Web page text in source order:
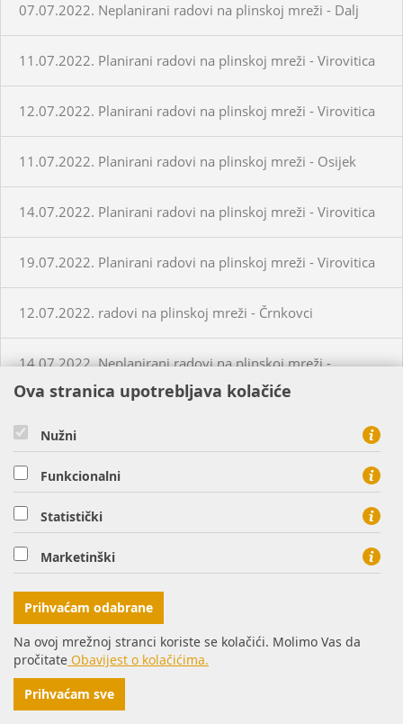
07.07.2022. Neplanirani radovi na plinskoj mreži - Dalj
11.07.2022. Planirani radovi na plinskoj mreži - Virovitica
12.07.2022. Planirani radovi na plinskoj mreži - Virovitica
11.07.2022. Planirani radovi na plinskoj mreži - Osijek
14.07.2022. Planirani radovi na plinskoj mreži - Virovitica
19.07.2022. Planirani radovi na plinskoj mreži - Virovitica
12.07.2022. radovi na plinskoj mreži - Črnkovci
14.07.2022. Neplanirani radovi na plinskoj mreži -
Virovitica
14.07.2022.-22.07.2022. Planirani radovi na plinskoj
mreži - Daruvar
15.07.2022. Planirani radovi na plinskoj mreži - Nemetin
15.07.2022. Neplanirani radovi na plinskoj mreži -
Virovitica
19.07.2022.Planirani radovi na plinskoj mreži - Donji
Miholjac
Ova stranica upotrebljava kolačiće
Nužni
Funkcionalni
Statistički
Marketinški
Prihvaćam odabrane
Na ovoj mrežnoj stranci koriste se kolačići. Molimo Vas da
pročitate Obavijest o kolačićima.
Prihvaćam sve